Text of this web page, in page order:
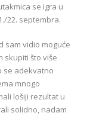
se igra u
22. septembra.
sam vidio moguće
skupiti što više
se adekvatno
mnogo
lošiji rezultat u
solidno, nadam